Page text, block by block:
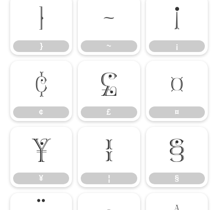
}
}
~
~
¡
¡
¢
¢
£
£
¤
¤
¥
¥
¦
¦
§
§